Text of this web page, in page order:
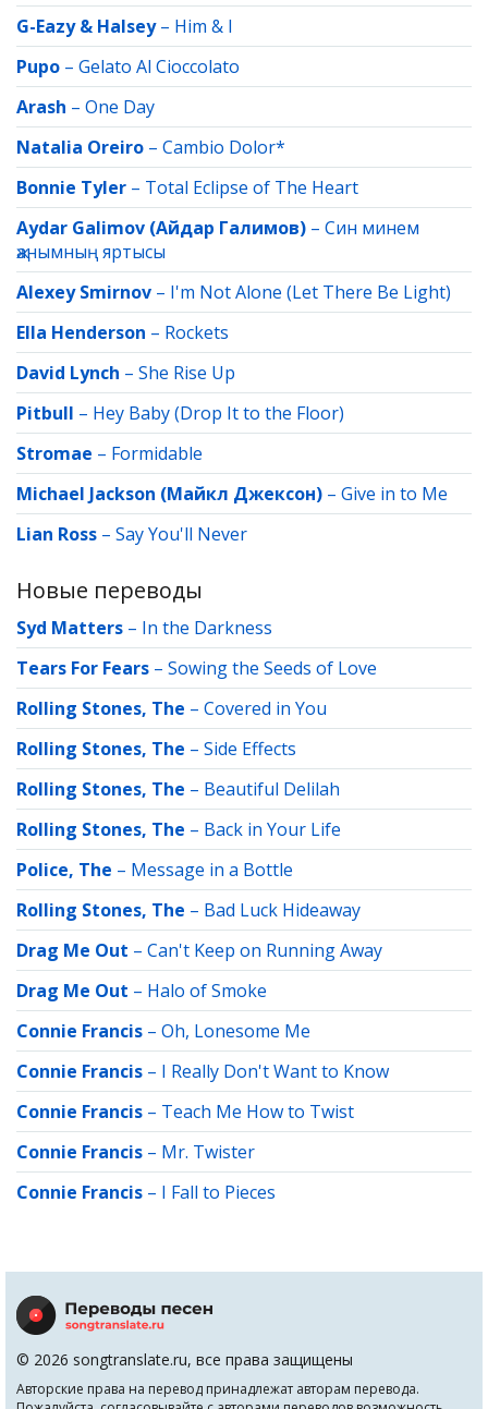
G-Eazy & Halsey– Him & I
Pupo – Gelato Al Cioccolato
Arash – One Day
Natalia Oreiro – Cambio Dolor*
Bonnie Tyler – Total Eclipse of The Heart
Aydar Galimov (Айдар Галимов) – Син минем
җанымның яртысы
Alexey Smirnov – I'm Not Alone (Let There Be Light)
Ella Henderson – Rockets
David Lynch – She Rise Up
Pitbull – Hey Baby (Drop It to the Floor)
Stromae – Formidable
Michael Jackson (Майкл Джексон) – Give in to Me
Lian Ross – Say You'll Never
Новые переводы
Syd Matters – In the Darkness
Tears For Fears – Sowing the Seeds of Love
Rolling Stones, The – Covered in You
Rolling Stones, The – Side Effects
Rolling Stones, The – Beautiful Delilah
Rolling Stones, The – Back in Your Life
Police, The – Message in a Bottle
Rolling Stones, The – Bad Luck Hideaway
Drag Me Out – Can't Keep on Running Away
Drag Me Out – Halo of Smoke
Connie Francis – Oh, Lonesome Me
Connie Francis – I Really Don't Want to Know
Connie Francis – Teach Me How to Twist
Connie Francis – Mr. Twister
Connie Francis – I Fall to Pieces
© 2026 songtranslate.ru, все права защищены
Авторские права на перевод принадлежат авторам перевода.